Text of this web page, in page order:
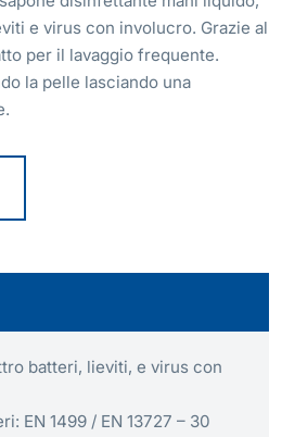
e virus con involucro. Grazie al
per il lavaggio frequente.
la pelle lasciando una
batteri, lieviti, e virus con
EN 1499 / EN 13727 – 30